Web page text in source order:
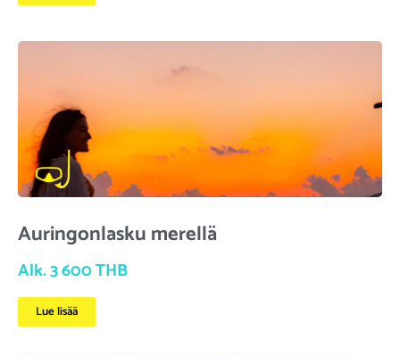
Auringonlasku merellä
Alk. 3 600 THB
Lue lisää